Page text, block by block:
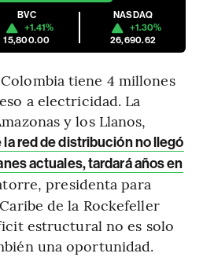
BVC
+1.41%
15,800.00
NASDAQ
+1.30%
26,690.62
tiene 4 millones
a electricidad. La
y los Llanos,
la red de distribución no llegó
actuales, tardará años en
presidenta para
de la Rockefeller
estructural no es solo
una oportunidad.